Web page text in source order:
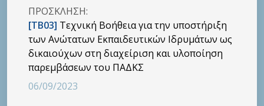
ΠΡΟΣΚΛHΣΗ:
[ΤΒ03] Τεχνική Βοήθεια για την υποστήριξη
των Ανώτατων Εκπαιδευτικών Ιδρυμάτων ως
δικαιούχων στη διαχείριση και υλοποίηση
παρεμβάσεων του ΠΑΔΚΣ
06/09/2023